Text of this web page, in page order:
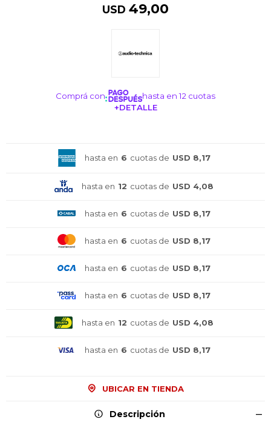
USD 49,00
Comprá con
hasta en 12 cuotas
+DETALLE
hasta en 6 cuotas de USD 8,17
hasta en 12 cuotas de USD 4,08
hasta en 6 cuotas de USD 8,17
hasta en 6 cuotas de USD 8,17
hasta en 6 cuotas de USD 8,17
hasta en 6 cuotas de USD 8,17
hasta en 12 cuotas de USD 4,08
hasta en 6 cuotas de USD 8,17
UBICAR EN TIENDA
Descripción
¡Sumate a la forma más ágil de
¡Sumate a la forma más ágil de
¡Sumate a la forma más ágil de